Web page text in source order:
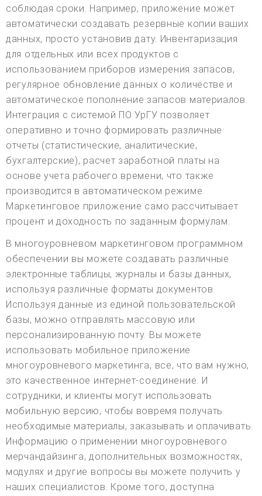
соблюдая сроки. Например, приложение может
автоматически создавать резервные копии ваших
данных, просто установив дату. Инвентаризация
для отдельных или всех продуктов с
использованием приборов измерения запасов,
регулярное обновление данных о количестве и
автоматическое пополнение запасов материалов.
Интеграция с системой ПО УрГУ позволяет
оперативно и точно формировать различные
отчеты (статистические, аналитические,
бухгалтерские), расчет заработной платы на
основе учета рабочего времени, что также
производится в автоматическом режиме.
Маркетинговое приложение само рассчитывает
процент и доходность по заданным формулам.
В многоуровневом маркетинговом программном
обеспечении вы можете создавать различные
электронные таблицы, журналы и базы данных,
используя различные форматы документов.
Используя данные из единой пользовательской
базы, можно отправлять массовую или
персонализированную почту. Вы можете
использовать мобильное приложение
многоуровневого маркетинга, все, что вам нужно,
это качественное интернет-соединение. И
сотрудники, и клиенты могут использовать
мобильную версию, чтобы вовремя получать
необходимые материалы, заказывать и оплачивать.
Информацию о применении многоуровневого
мерчандайзинга, дополнительных возможностях,
модулях и другие вопросы вы можете получить у
наших специалистов. Кроме того, доступна